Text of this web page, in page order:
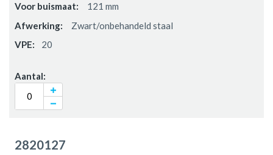
121 mm
Zwart/onbehandeld staal
20
2820127